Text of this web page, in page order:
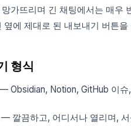
가뜨리며 긴 채팅에서는 매우
옆에 제대로 된 내보내기 버튼을
형식
Obsidian, Notion, GitHub 이슈
깔끔하고, 어디서나 열리며,